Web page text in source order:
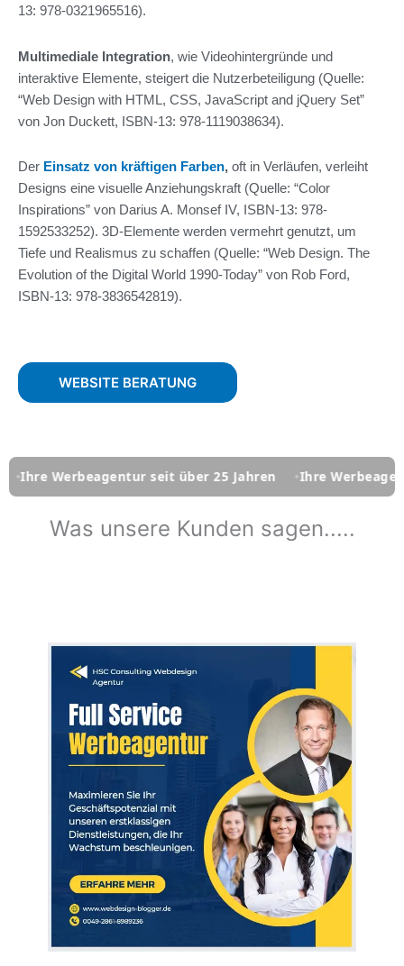
13: 978-0321965516).
Multimediale Integration, wie Videohintergründe und
interaktive Elemente, steigert die Nutzerbeteiligung (Quelle:
“Web Design with HTML, CSS, JavaScript and jQuery Set”
von Jon Duckett, ISBN-13: 978-1119038634).
Der Einsatz von kräftigen Farben, oft in Verläufen, verleiht
Designs eine visuelle Anziehungskraft (Quelle: “Color
Inspirations” von Darius A. Monsef IV, ISBN-13: 978-
1592533252). 3D-Elemente werden vermehrt genutzt, um
Tiefe und Realismus zu schaffen (Quelle: “Web Design. The
Evolution of the Digital World 1990-Today” von Rob Ford,
ISBN-13: 978-3836542819).
WEBSITE BERATUNG
seit über 25 Jahren Ihre Werbeagentur seit
Was unsere Kunden sagen.....